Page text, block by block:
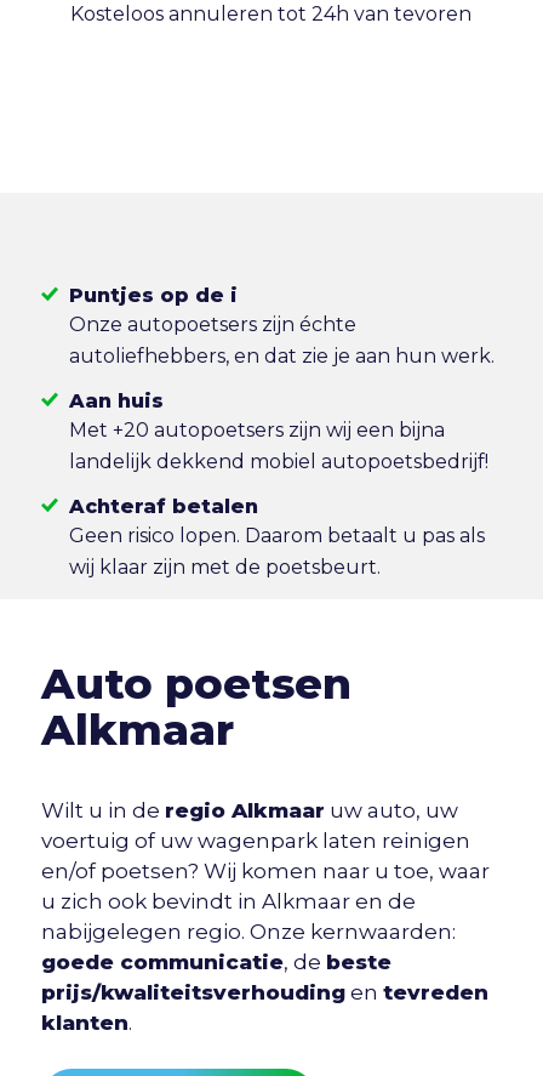
Kosteloos annuleren tot 24h van tevoren
Puntjes op de i
Onze autopoetsers zijn échte
autoliefhebbers, en dat zie je aan hun werk.
Aan huis
Met +20 autopoetsers zijn wij een bijna
landelijk dekkend mobiel autopoetsbedrijf!
Achteraf betalen
Geen risico lopen. Daarom betaalt u pas als
wij klaar zijn met de poetsbeurt.
Auto poetsen
Alkmaar
Wilt u in de regio Alkmaar uw auto, uw
voertuig of uw wagenpark laten reinigen
en/of poetsen? Wij komen naar u toe, waar
u zich ook bevindt in Alkmaar en de
nabijgelegen regio. Onze kernwaarden:
goede communicatie, de beste
prijs/kwaliteitsverhoudingen tevreden
klanten.